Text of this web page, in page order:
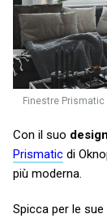
Finestre Prismatic
Con il suo
Prismatic di
più moderna.
Spicca per le